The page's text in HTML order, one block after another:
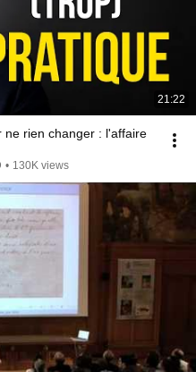
21:22
ne rien changer : l'affaire
• 130K views